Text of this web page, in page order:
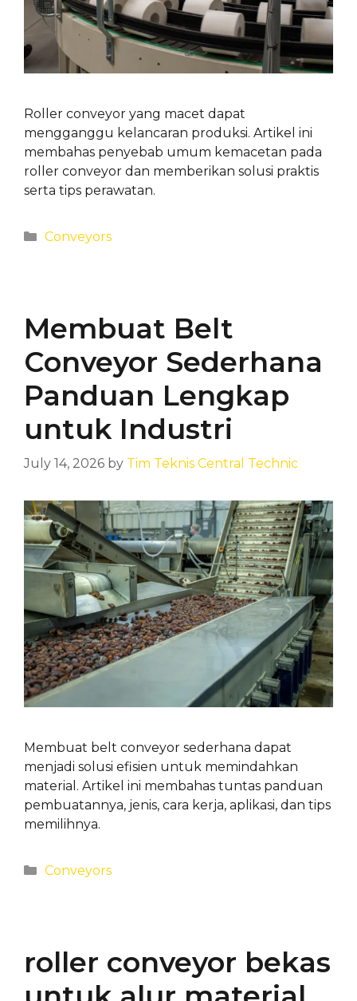
Roller conveyor yang macet dapat
mengganggu kelancaran produksi. Artikel ini
membahas penyebab umum kemacetan pada
roller conveyor dan memberikan solusi praktis
serta tips perawatan.
Categories
Conveyors
Membuat Belt
Conveyor Sederhana
Panduan Lengkap
untuk Industri
July 14, 2026 by Tim Teknis Central Technic
Membuat belt conveyor sederhana dapat
menjadi solusi efisien untuk memindahkan
material. Artikel ini membahas tuntas panduan
pembuatannya, jenis, cara kerja, aplikasi, dan tips
memilihnya.
Categories
Conveyors
roller conveyor bekas